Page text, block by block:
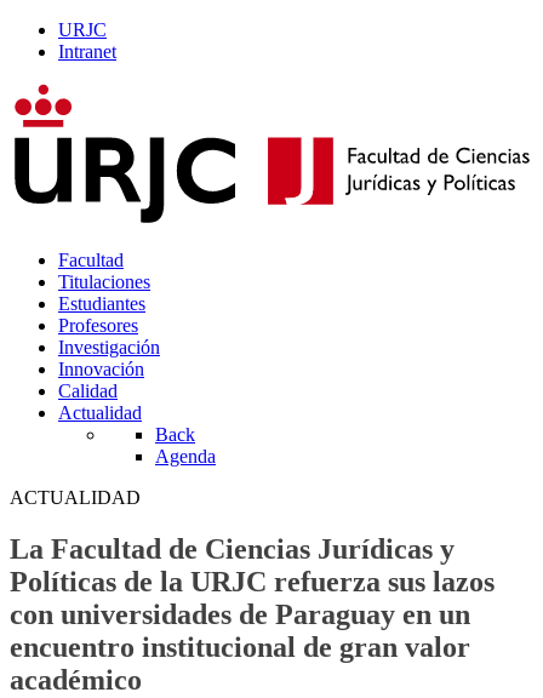
URJC
Intranet
Facultad
Titulaciones
Estudiantes
Profesores
Investigación
Innovación
Calidad
Actualidad
Back
Agenda
ACTUALIDAD
La Facultad de Ciencias Jurídicas y
Políticas de la URJC refuerza sus lazos
con universidades de Paraguay en un
encuentro institucional de gran valor
académico